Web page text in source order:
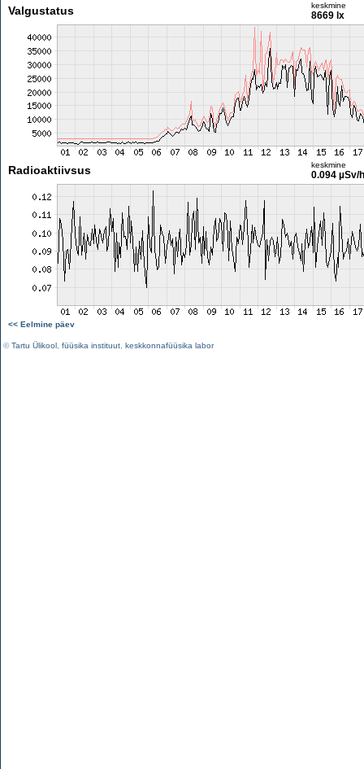
Valgustatus keskmine
8669 lx
Radioaktiivsus keskmine
0.094 µSv/h
<< Eelmine päev
©Tartu Ülikool füüsika instituut keskkonnafüüsika labor